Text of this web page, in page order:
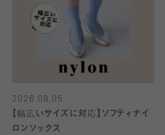
2026.08.05
【幅広いサイズに対応】ソフティナイ
ロンソックス